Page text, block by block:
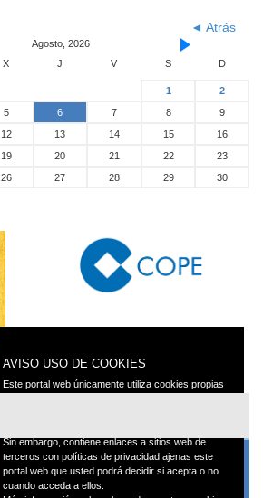
◄ Atrás
Agosto, 2026
X J V S D
1
2
5 6 7 8
9
12 13 14 15
16
19 20 21 22
23
26 27 28 29
30
AVISO USO DE COOKIES
Este portal web únicamente utiliza cookies propias
Sin embargo, contiene enlaces a sitios web de
terceros con políticas de privacidad ajenas este
portal web que usted podrá decidir si acepta o no
cuando acceda a ellos.